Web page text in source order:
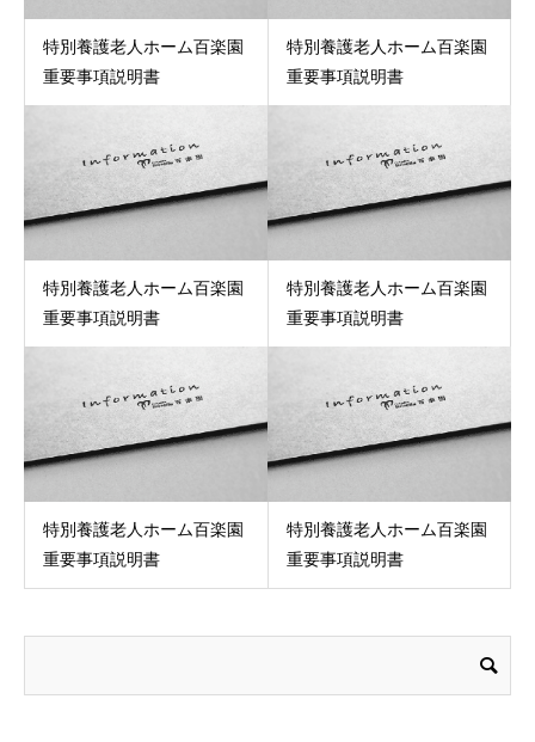
特別養護老人ホーム百楽園
重要事項説明書
特別養護老人ホーム百楽園
重要事項説明書
特別養護老人ホーム百楽園
重要事項説明書
特別養護老人ホーム百楽園
重要事項説明書
特別養護老人ホーム百楽園
重要事項説明書
特別養護老人ホーム百楽園
重要事項説明書